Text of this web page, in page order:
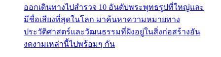
ออกเดินทางไปสำรวจ 10 อันดับพระพุทธรูปที่ใหญ่และ
มีชื่อเสียงที่สุดในโลก มาค้นหาความหมายทาง
ประวัติศาสตร์และวัฒนธรรมที่ฝังอยู่ในสิ่งก่อสร้างอัน
งดงามเหล่านี้ไปพร้อมๆ กัน